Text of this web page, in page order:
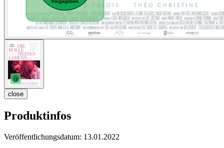
close
Produktinfos
Veröffentlichungsdatum: 13.01.2022